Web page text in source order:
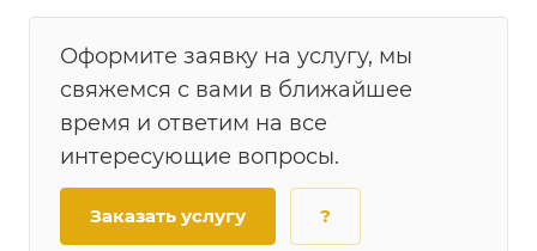
Оформите заявку на услугу, мы
свяжемся с вами в ближайшее
время и ответим на все
интересующие вопросы.
Заказать услугу ?